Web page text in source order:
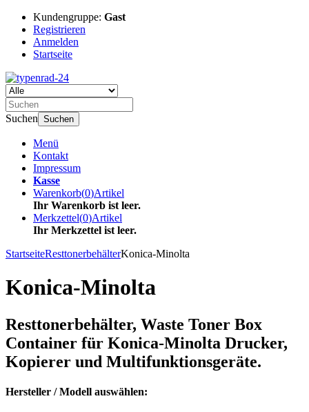
Kundengruppe: Gast
Registrieren
Anmelden
Startseite
Suchen Suchen
Menü
Kontakt
Impressum
Kasse
Warenkorb(0)Artikel
Ihr Warenkorb ist leer.
Merkzettel(0)Artikel
Ihr Merkzettel ist leer.
StartseiteResttonerbehälterKonica-Minolta
Konica-Minolta
Resttonerbehälter, Waste Toner Box
Container für Konica-Minolta Drucker,
Kopierer und Multifunktionsgeräte.
Hersteller / Modell auswählen: